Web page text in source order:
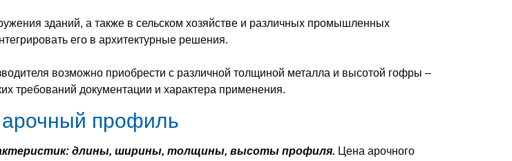
зданий, а также в сельском хозяйстве и различных промышленных
его в архитектурные решения.
возможно приобрести с различной толщиной металла и высотой гофры –
требований документации и характера применения.
профиль
длины, ширины, толщины, высоты профиля. Цена арочного